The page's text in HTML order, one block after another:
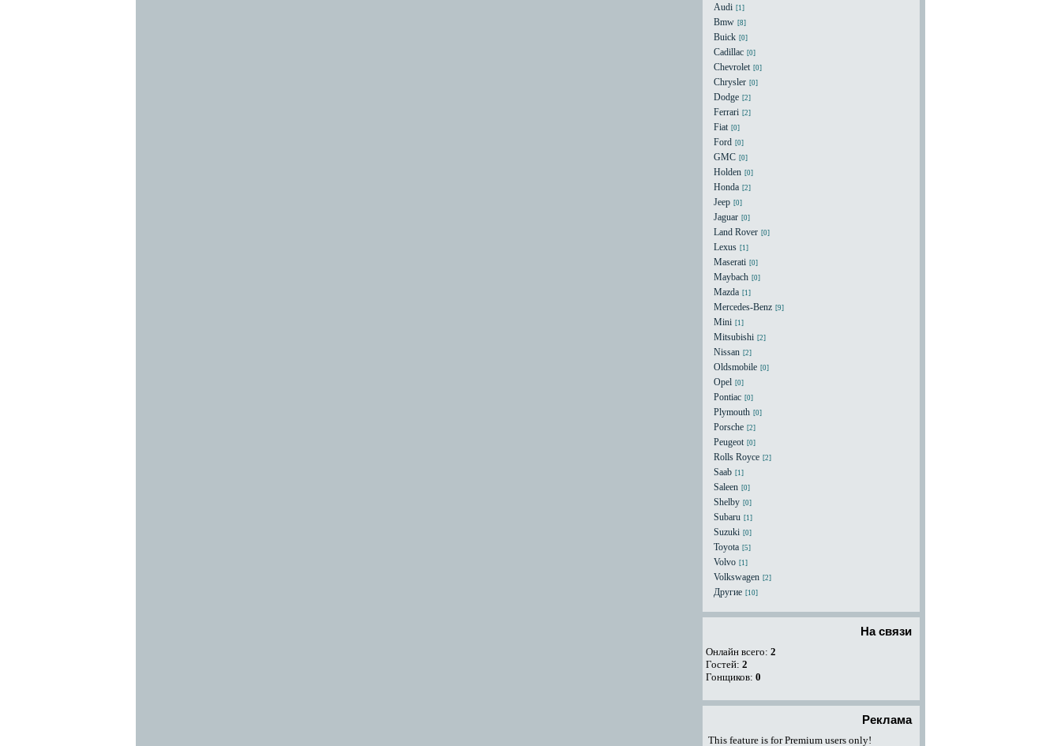
Audi [1]
Bmw [8]
Buick [0]
Cadillac [0]
Chevrolet [0]
Chrysler [0]
Dodge [2]
Ferrari [2]
Fiat [0]
Ford [0]
GMC [0]
Holden [0]
Honda [2]
Jeep [0]
Jaguar [0]
Land Rover [0]
Lexus [1]
Maserati [0]
Maybach [0]
Mazda [1]
Mercedes-Benz [9]
Mini [1]
Mitsubishi [2]
Nissan [2]
Oldsmobile [0]
Opel [0]
Pontiac [0]
Plymouth [0]
Porsche [2]
Peugeot [0]
Rolls Royce [2]
Saab [1]
Saleen [0]
Shelby [0]
Subaru [1]
Suzuki [0]
Toyota [5]
Volvo [1]
Volkswagen [2]
Другие [10]
На связи
Онлайн всего: 2
Гостей: 2
Гонщиков: 0
Реклама
This feature is for Premium users only!